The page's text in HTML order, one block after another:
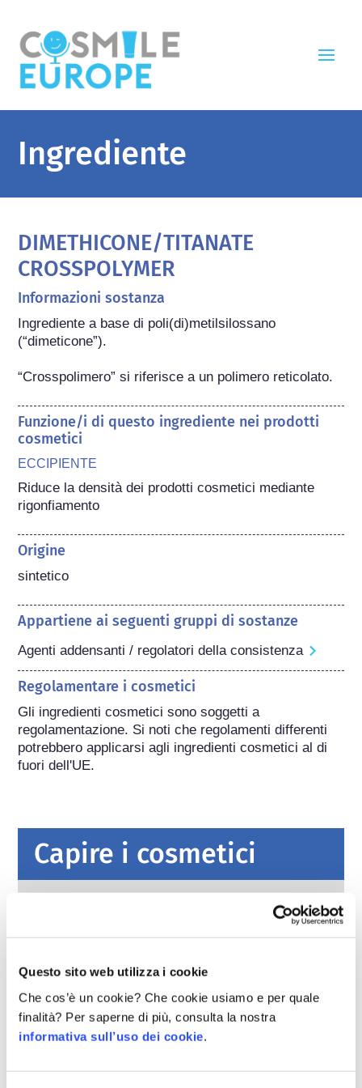
Questo sito web utilizza i cookie
Che cos’è un cookie? Che cookie usiamo e per quale
finalità? Per saperne di più, consulta la nostra
informativa sull’uso dei cookie.
Ingrediente
DIMETHICONE/TITANATE
CROSSPOLYMER
Informazioni sostanza
Ingrediente a base di poli(di)metilsilossano
(“dimeticone”).
“Crosspolimero” si riferisce a un polimero reticolato.
Funzione/i di questo ingrediente nei prodotti
cosmetici
ECCIPIENTE
Riduce la densità dei prodotti cosmetici mediante
rigonfiamento
Origine
sintetico
Appartiene ai seguenti gruppi di sostanze
Agenti addensanti / regolatori della consistenza
Regolamentare i cosmetici
Gli ingredienti cosmetici sono soggetti a
regolamentazione. Si noti che regolamenti differenti
potrebbero applicarsi agli ingredienti cosmetici al di
fuori dell'UE.
Capire i cosmetici
Come viene garantita la sicurezza dei
Leggi severe garantiscono che i cosmetici e i
nell’Unione europea siano sicuri da usare per
le persone. Le aziende e le autorità di
regolamentazione nazionali ed europee
condividono la responsabilità di mantenere
leggi di più
Cosa dovrei sapere sugli interferenti
endocrini?
sono stati dichiarati “interferenti endocrini”